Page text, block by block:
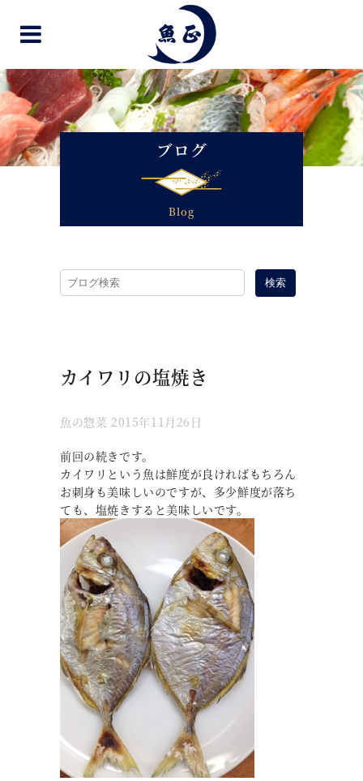
ブログ
Blog
検索
カイワリの塩焼き
魚の惣菜 2015年11月26日
前回の続きです。
カイワリという魚は鮮度が良ければもちろん
お刺身も美味しいのですが、多少鮮度が落ち
ても、塩焼きすると美味しいです。